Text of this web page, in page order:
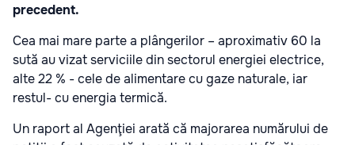
precedent.
Cea mai mare parte a plângerilor – aproximativ 60 la
sută au vizat serviciile din sectorul energiei electrice,
alte 22 % - cele de alimentare cu gaze naturale, iar
restul- cu energia termică.
Un raport al Agenţiei arată că majorarea numărului de